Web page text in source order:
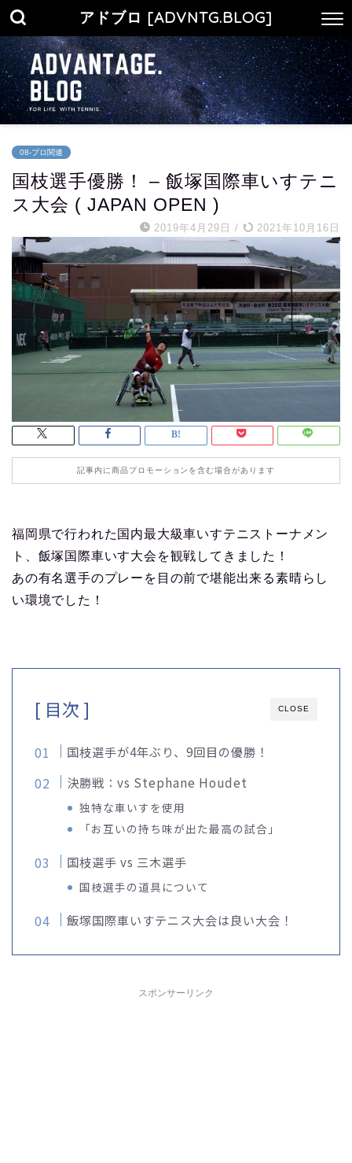
アドブロ [ADVNTG.BLOG]
08-プロ関連
国枝選手優勝！ – 飯塚国際車いすテニ
ス大会 ( JAPAN OPEN )
2019年4月29日 / 2021年10月16日
記事内に商品プロモーションを含む場合があります
福岡県で行われた国内最大級車いすテニストーナメン
ト、飯塚国際車いす大会を観戦してきました！
あの有名選手のプレーを目の前で堪能出来る素晴らし
い環境でした！
CLOSE
[ 目次 ]
国枝選手が4年ぶり、9回目の優勝！
決勝戦：vs Stephane Houdet
独特な車いすを使用
「お互いの持ち味が出た最高の試合」
国枝選手 vs 三木選手
国枝選手の道具について
飯塚国際車いすテニス大会は良い大会！
スポンサーリンク